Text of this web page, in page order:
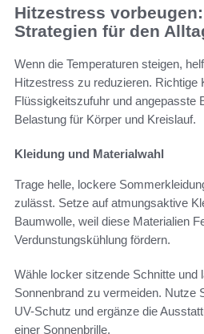
Hitzestress
Strategien für den
Wenn die Temperaturen steigen,
Hitzestress zu reduzieren. Richtige
Flüssigkeitszufuhr und angepasste
Belastung für Körper und Kreislauf.
Kleidung und Materialwahl
Trage helle, lockere
zulässt. Setze auf atmungsaktive
Baumwolle, weil diese Materialien
Verdunstungskühlung fördern.
Wähle locker sitzende Schnitte und
Sonnenbrand zu vermeiden. Nutze
UV-Schutz und ergänze die
einer Sonnenbrille.